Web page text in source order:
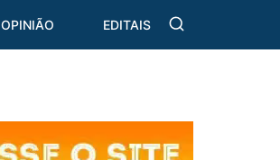
OPINIÃO EDITAIS